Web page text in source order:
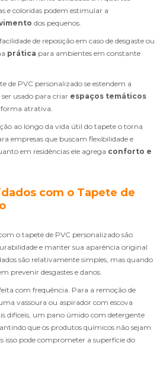
e coloridas podem estimular a
dos pequenos.
de reposição em caso de desgaste ou
prática para ambientes em constante
de PVC personalizado se estendem a
ser usado para criar espaços temáticos
forma atrativa.
ao longo da vida útil do tapete o torna
empresas que buscam flexibilidade e
em residências ele agrega conforto e
com o Tapete de
o tapete de PVC personalizado são
e manter sua aparência original
são relativamente simples, mas quando
prevenir desgastes e danos.
com frequência. Para a remoção de
vassoura ou aspirador com escova
difíceis, um pano úmido com detergente
que os produtos químicos não sejam
isso pode comprometer a superfície do